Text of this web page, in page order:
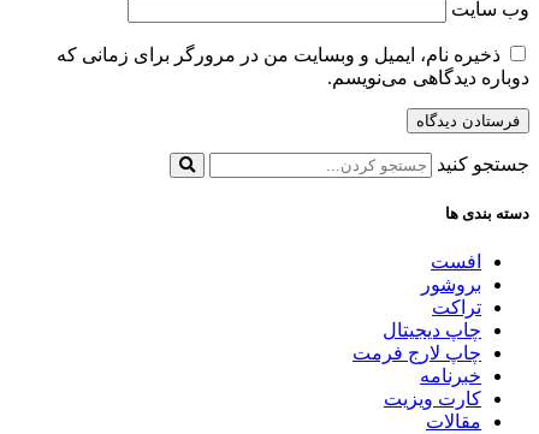
وب‌ سایت
ذخیره نام، ایمیل و وبسایت من در مرورگر برای زمانی که
دوباره دیدگاهی می‌نویسم.
جستجو کنید
دسته بندی ها
افست
بروشور
تراکت
چاپ دیجیتال
چاپ لارج فرمت
خبرنامه
کارت ویزیت
مقالات